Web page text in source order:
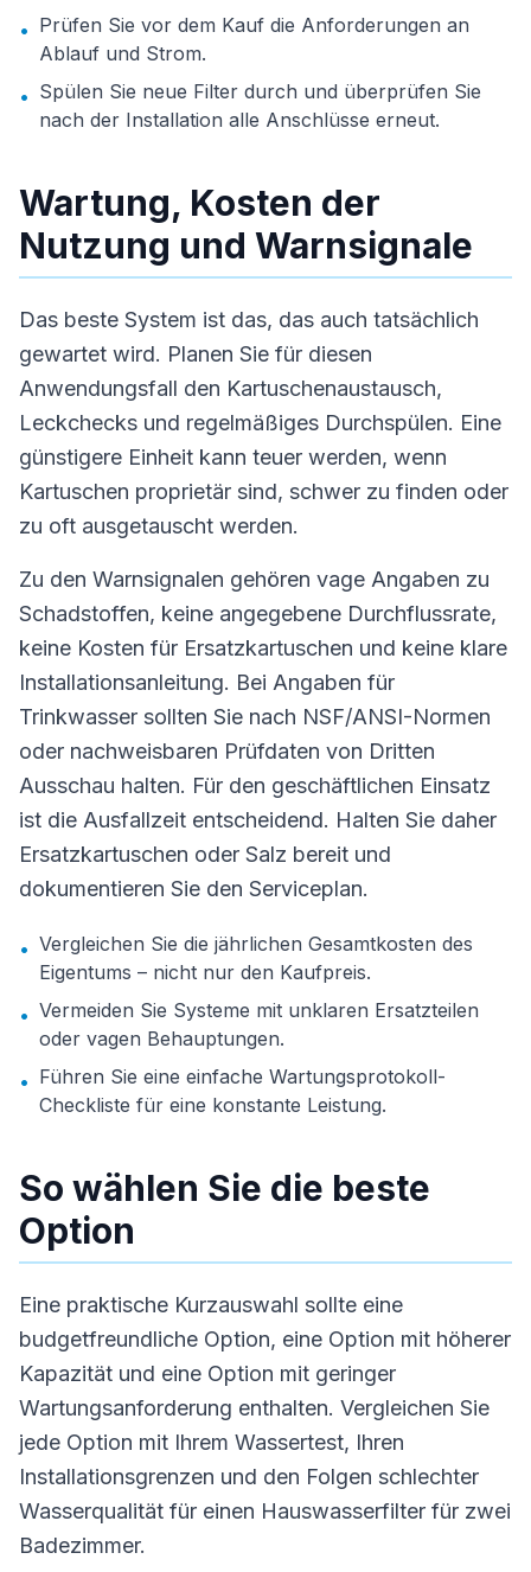
• Prüfen Sie vor dem Kauf die Anforderungen an
Ablauf und Strom.
• Spülen Sie neue Filter durch und überprüfen Sie
nach der Installation alle Anschlüsse erneut.
Wartung, Kosten der
Nutzung und Warnsignale
Das beste System ist das, das auch tatsächlich
gewartet wird. Planen Sie für diesen
Anwendungsfall den Kartuschenaustausch,
Leckchecks und regelmäßiges Durchspülen. Eine
günstigere Einheit kann teuer werden, wenn
Kartuschen proprietär sind, schwer zu finden oder
zu oft ausgetauscht werden.
Zu den Warnsignalen gehören vage Angaben zu
Schadstoffen, keine angegebene Durchflussrate,
keine Kosten für Ersatzkartuschen und keine klare
Installationsanleitung. Bei Angaben für
Trinkwasser sollten Sie nach NSF/ANSI-Normen
oder nachweisbaren Prüfdaten von Dritten
Ausschau halten. Für den geschäftlichen Einsatz
ist die Ausfallzeit entscheidend. Halten Sie daher
Ersatzkartuschen oder Salz bereit und
dokumentieren Sie den Serviceplan.
• Vergleichen Sie die jährlichen Gesamtkosten des
Eigentums – nicht nur den Kaufpreis.
• Vermeiden Sie Systeme mit unklaren Ersatzteilen
oder vagen Behauptungen.
• Führen Sie eine einfache Wartungsprotokoll-
Checkliste für eine konstante Leistung.
So wählen Sie die beste
Option
Eine praktische Kurzauswahl sollte eine
budgetfreundliche Option, eine Option mit höherer
Kapazität und eine Option mit geringer
Wartungsanforderung enthalten. Vergleichen Sie
jede Option mit Ihrem Wassertest, Ihren
Installationsgrenzen und den Folgen schlechter
Wasserqualität für einen Hauswasserfilter für zwei
Badezimmer.